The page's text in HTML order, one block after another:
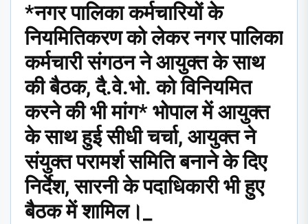
*नगर पालिका कर्मचारियों के
नियमितिकरण को लेकर नगर पालिका
कर्मचारी संगठन ने आयुक्त के साथ
की बैठक, दै.वे.भो. को विनियमित
करने की भी मांग* भोपाल में आयुक्त
के साथ हुई सीधी चर्चा, आयुक्त ने
संयुक्त परामर्श समिति बनाने के दिए
निर्देश, सारनी के पदाधिकारी भी हुए
बैठक में शामिल।_